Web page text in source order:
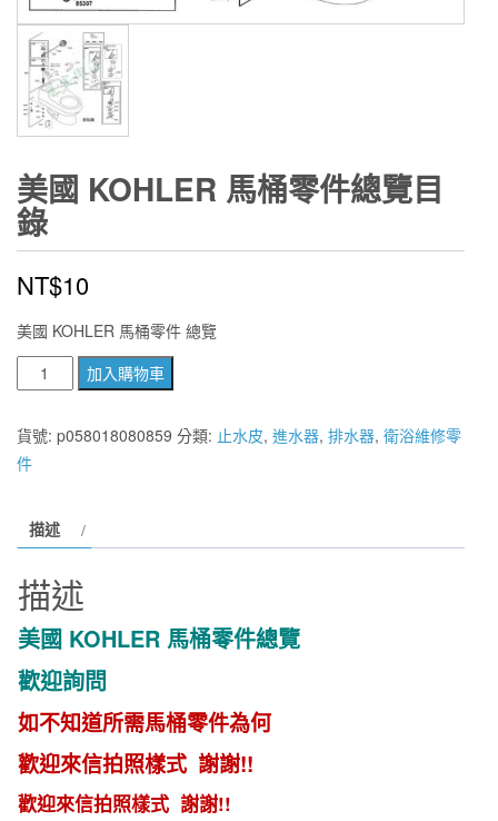
美國 KOHLER 馬桶零件總覽目
錄
NT$10
美國 KOHLER 馬桶零件 總覽
國
KOHLER
馬
件
覽
錄
數
加入購物車
貨號: p058018080859 分類: 止水皮, 進水器, 排水器, 衛浴維修零
件
描述
描述
美國 KOHLER 馬桶零件總覽
歡迎詢問
如不知道所需馬桶零件為何
歡迎來信拍照樣式 謝謝!!
歡迎來信拍照樣式 謝謝!!